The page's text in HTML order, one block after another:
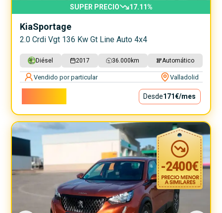
SUPER PRECIO 17.11%
KiaSportage
2.0 Crdi Vgt 136 Kw Gt Line Auto 4x4
Diésel 2017 36.000 km Automático
Vendido por particular Valladolid
Desde171€/mes
-2400€